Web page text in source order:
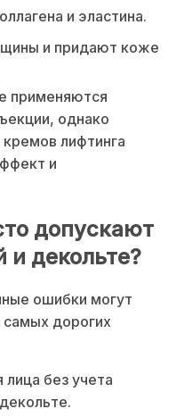
и эластина.
и придают коже
применяются
однако
кремов лифтинга
и
допускают
и декольте?
ошибки могут
самых дорогих
без учета